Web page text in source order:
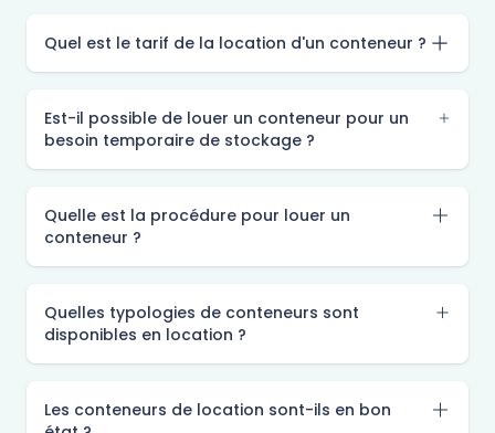
Quel est le tarif de la location d'un conteneur ?
Est-il possible de louer un conteneur pour un
besoin temporaire de stockage ?
Quelle est la procédure pour louer un
conteneur ?
Quelles typologies de conteneurs sont
disponibles en location ?
Les conteneurs de location sont-ils en bon